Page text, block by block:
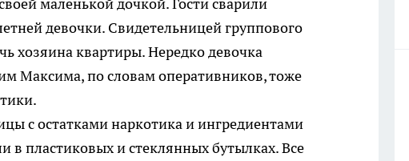
маленькой дочкой. Гости сварили
девочки. Свидетельницей группового
хозяина квартиры. Нередко девочка
Максима, по словам оперативников, тоже
с остатками наркотика и ингредиентами
в пластиковых и стеклянных бутылках. Все